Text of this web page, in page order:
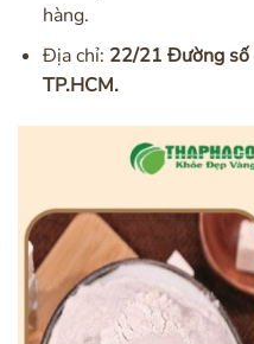
hàng.
Địa chỉ: 22/21 Đường số
TP.HCM.